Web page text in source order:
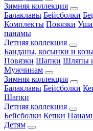
Зимняя коллекция
Балаклавы Бейсболки
Комплекты Повязки
панамы
Летняя коллекция
Банданы, косынки и
Повязки Шапки Шляпы
Мужчинам
Зимняя коллекция
Балаклавы Бейсболки
Шапки
Летняя коллекция
Бейсболки Кепки
Детям